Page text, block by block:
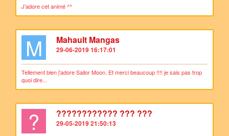
J'adore cet animé ^^
M Mahault Mangas
29-06-2019 16:17:01
Tellement bien j'adore Sailor Moon. Et merci beaucoup !!!! je sais pas trop
quoi dire...
? ???????????? ??? ???
29-05-2019 21:50:13